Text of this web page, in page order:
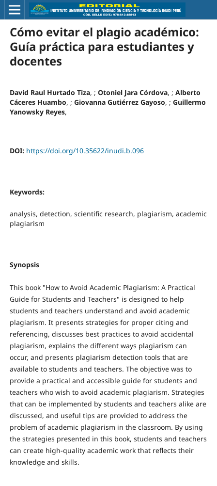
Cómo evitar el plagio académico:
Guía práctica para estudiantes y
docentes
David Raul Hurtado Tiza, ; Otoniel Jara Córdova, ; Alberto
Cáceres Huambo, ; Giovanna Gutiérrez Gayoso, ; Guillermo
Yanowsky Reyes,
DOI: https://doi.org/10.35622/inudi.b.096
Keywords:
analysis, detection, scientific research, plagiarism, academic
plagiarism
Synopsis
This book "How to Avoid Academic Plagiarism: A Practical
Guide for Students and Teachers" is designed to help
students and teachers understand and avoid academic
plagiarism. It presents strategies for proper citing and
referencing, discusses best practices to avoid accidental
plagiarism, explains the different ways plagiarism can
occur, and presents plagiarism detection tools that are
available to students and teachers. The objective was to
provide a practical and accessible guide for students and
teachers who wish to avoid academic plagiarism. Strategies
that can be implemented by students and teachers alike are
discussed, and useful tips are provided to address the
problem of academic plagiarism in the classroom. By using
the strategies presented in this book, students and teachers
can create high-quality academic work that reflects their
knowledge and skills.